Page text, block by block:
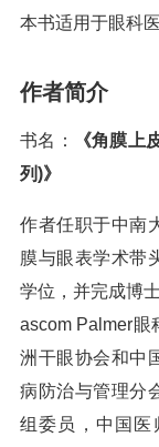
本书适用于眼科
作者简介
书名：
《角膜上
列)》
作者任职于中南
膜与眼表学术带
学位，并完成博
ascom Palmer眼
洲干眼协会和中
病防治与管理分
组委员，中国医